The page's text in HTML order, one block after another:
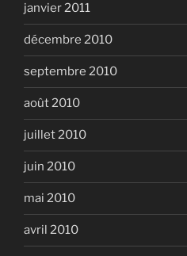
janvier 2011
décembre 2010
septembre 2010
août 2010
juillet 2010
juin 2010
mai 2010
avril 2010